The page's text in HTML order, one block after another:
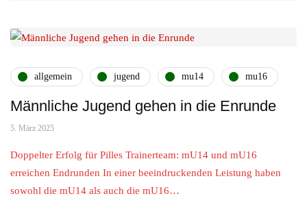
allgemein jugend mu14 mu16
Männliche Jugend gehen in die Enrunde
5. März 2025
Doppelter Erfolg für Pilles Trainerteam: mU14 und mU16
erreichen Endrunden In einer beeindruckenden Leistung haben
sowohl die mU14 als auch die mU16…